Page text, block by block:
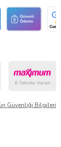
Güvenliği Bilgileri